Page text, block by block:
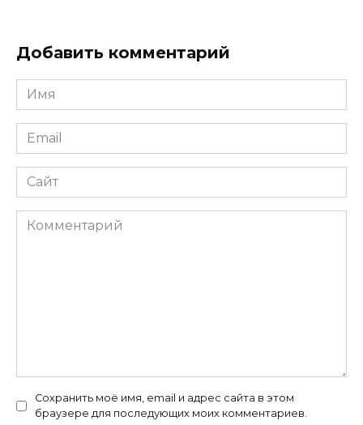
Добавить комментарий
Имя
*
Email
*
Сайт
Комментарий
Сохранить моё имя, email и адрес сайта в этом
браузере для последующих моих комментариев.